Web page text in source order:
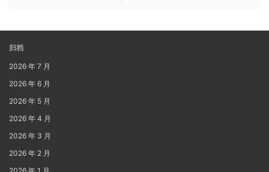
归档
2026 年 7 月
2026 年 6 月
2026 年 5 月
2026 年 4 月
2026 年 3 月
2026 年 2 月